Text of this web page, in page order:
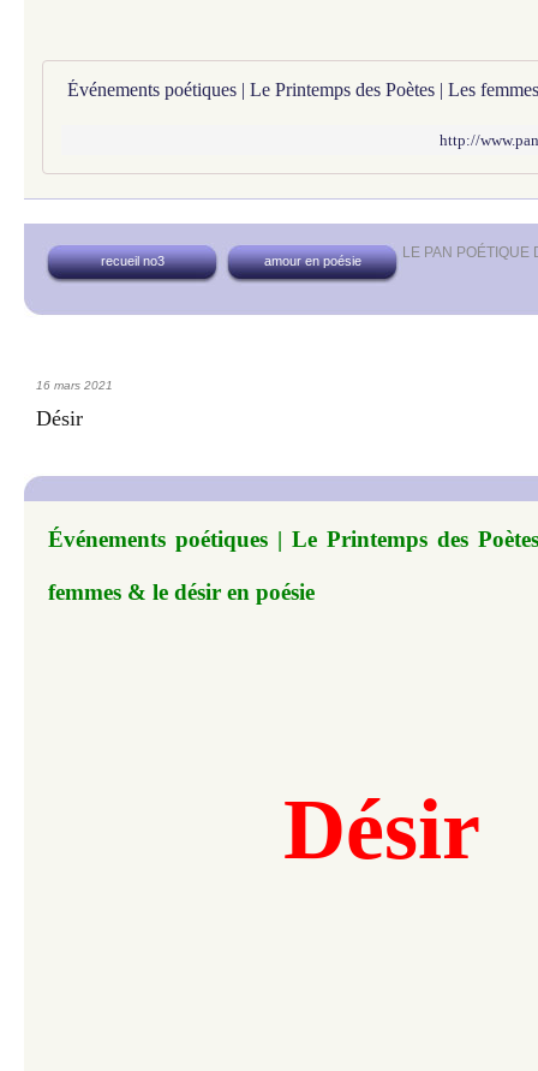
http://
LE PAN
recueil no3 amour en poésie
16 mars 2021
Désir
Événements poétiques | Le Printemps des
femmes & le désir en poésie
Désir